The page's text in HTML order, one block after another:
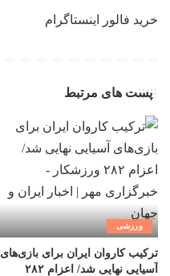
خرید فالور اینستاگرام
پست های مرتبط
ورزشی
ترکیب کاروان ایران برای بازی‌های
آسیایی نهایی شد/ اعزام ۲۸۲